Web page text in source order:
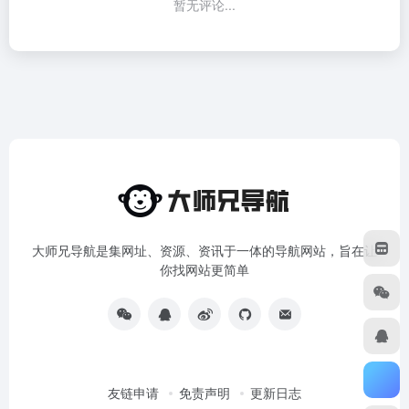
暂无评论...
大师兄导航是集网址、资源、资讯于一体的导航网站，旨在让
你找网站更简单
友链申请 免责声明 更新日志